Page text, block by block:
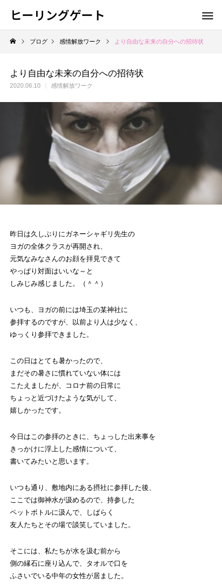
ヒーリングゲート
ブログ 感情解放ワーク より自由な未来の自分への招待状
より自由な未来の自分への招待状
2020.06.10 感情解放ワーク
昨日は久しぶりにガネーシャギリ先生の
ヨガの全体クラスが再開され、
元気なみなさんのお顔を拝見できて
やっぱり対面はいいな～と
しみじみ感じました。（＾＾）
いつも、ヨガの前には埼玉の某神社に
参拝するのですが、以前より人は少なく、
ゆっくり参拝できました。
この日はとても暑かったので、
まだその暑さに慣れていない体には
こたえましたが、コロナ前の日常に
ちょっと近づけたような気がして、
嬉しかったです。
今日はこの参拝のときに、ちょっした出来事を
きっかけに浮上した感情について、
書いてみたいと思います。
いつも通り、敷地内にある摂社に参拝した後、
ここでは御神水が汲めるので、持参した
ペットボトルに汲んで、しばらく
友人たちとその場で談笑していました。
そこには、私たちが水を汲む前から
側の縁石に座り込んで、タオルで口を
ふさいでいる中年の女性が居ました。